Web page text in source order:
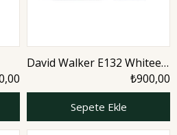
David Walker E132 Whiteen
50 ml Erkek Parfüm |
Nature
₺900,00
Sepete Ekle